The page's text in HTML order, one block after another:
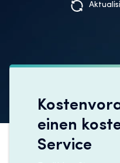
einen
Service